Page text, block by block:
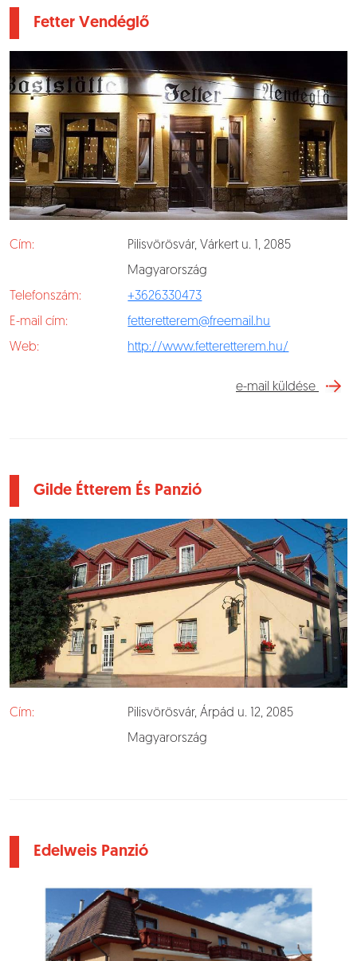
Fetter Vendéglő
Cím:
Pilisvörösvár, Várkert u. 1, 2085
Magyarország
Telefonszám:
+3626330473
E-mail cím:
fetteretterem@freemail.hu
Web:
http://www.fetteretterem.hu/
e-mail küldése
Gilde Étterem És Panzió
Cím:
Pilisvörösvár, Árpád u. 12, 2085
Magyarország
Edelweis Panzió